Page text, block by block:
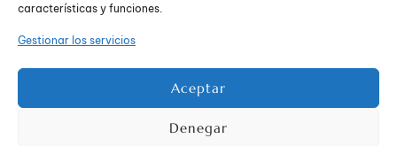
características y funciones.
Gestionar los servicios
Aceptar
Denegar
que las personas pueden probar para intentar hacer frente a
incluso como complemento a la terapia.
y conectar con la naturaleza puede ser una excelente